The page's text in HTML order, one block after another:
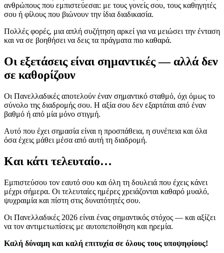
ανθρώπους που εμπιστεύεσαι: με τους γονείς σου, τους καθηγητές
σου ή φίλους που βιώνουν την ίδια διαδικασία.
Πολλές φορές, μια απλή συζήτηση αρκεί για να μειώσει την ένταση
και να σε βοηθήσει να δεις τα πράγματα πιο καθαρά.
Οι εξετάσεις είναι σημαντικές — αλλά δεν
σε καθορίζουν
Οι Πανελλαδικές αποτελούν έναν σημαντικό σταθμό, όχι όμως το
σύνολο της διαδρομής σου. Η αξία σου δεν εξαρτάται από έναν
βαθμό ή από μία μόνο στιγμή.
Αυτό που έχει σημασία είναι η προσπάθεια, η συνέπεια και όλα
όσα έχεις μάθει μέσα από αυτή τη διαδρομή.
Και κάτι τελευταίο…
Εμπιστεύσου τον εαυτό σου και όλη τη δουλειά που έχεις κάνει
μέχρι σήμερα. Οι τελευταίες ημέρες χρειάζονται καθαρό μυαλό,
ψυχραιμία και πίστη στις δυνατότητές σου.
Οι Πανελλαδικές 2026 είναι ένας σημαντικός στόχος — και αξίζει
να τον αντιμετωπίσεις με αυτοπεποίθηση και ηρεμία.
Καλή δύναμη και καλή επιτυχία σε όλους τους υποψηφίους!